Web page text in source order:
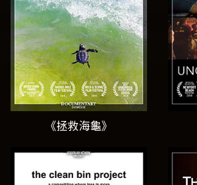
《拯救海龜》